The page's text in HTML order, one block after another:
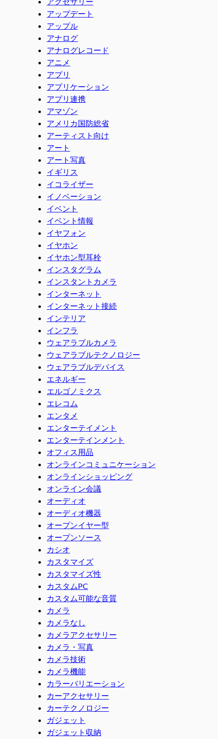
アップデート
アップル
アナログ
アナログレコード
アニメ
アプリ
アプリケーション
アプリ連携
アマゾン
アメリカ国防総省
アーティスト向け
アート
アート写真
イギリス
イコライザー
イノベーション
イベント
イベント情報
イヤフォン
イヤホン
イヤホン型耳栓
インスタグラム
インスタントカメラ
インターネット
インターネット接続
インテリア
インフラ
ウェアラブルカメラ
ウェアラブルテクノロジー
ウェアラブルデバイス
エネルギー
エルゴノミクス
エレコム
エンタメ
エンターテイメント
エンターテインメント
オフィス用品
オンラインコミュニケーション
オンラインショッピング
オンライン会議
オーディオ
オーディオ機器
オープンイヤー型
オープンソース
カシオ
カスタマイズ
カスタマイズ性
カスタムPC
カスタム可能な音質
カメラ
カメラなし
カメラアクセサリー
カメラ・写真
カメラ技術
カメラ機能
カラーバリエーション
カーアクセサリー
カーテクノロジー
ガジェット
ガジェット収納